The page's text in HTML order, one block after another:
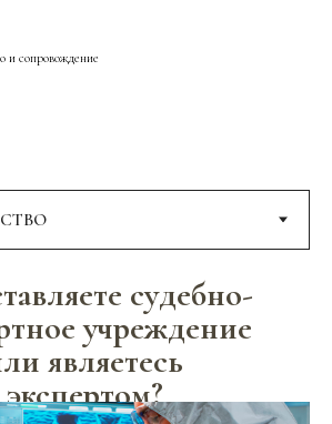
и сопровождение
судебно-
учреждение
являетесь
экспертом?